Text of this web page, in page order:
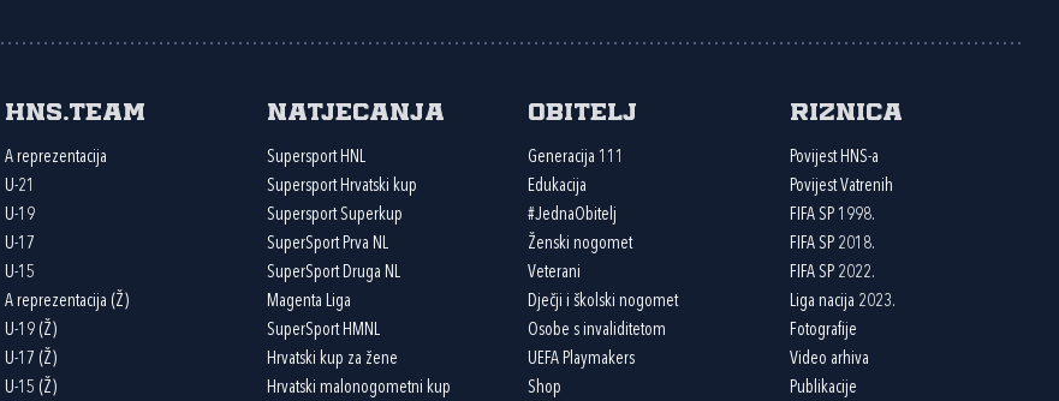
HNS.team
A reprezentacija
U-21
U-19
U-17
U-15
A reprezentacija (Ž)
U-19 (Ž)
U-17 (Ž)
U-15 (Ž)
Natjecanja
Supersport HNL
Supersport Hrvatski kup
Supersport Superkup
SuperSport Prva NL
SuperSport Druga NL
Magenta Liga
SuperSport HMNL
Hrvatski kup za žene
Hrvatski malonogometni kup
Obitelj
Generacija 111
Edukacija
#JednaObitelj
Ženski nogomet
Veterani
Dječji i školski nogomet
Osobe s invaliditetom
UEFA Playmakers
Shop
Riznica
Povijest HNS-a
Povijest Vatrenih
FIFA SP 1998.
FIFA SP 2018.
FIFA SP 2022.
Liga nacija 2023.
Fotografije
Video arhiva
Publikacije